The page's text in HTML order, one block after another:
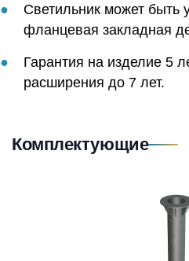
Светильник может быть
фланцевая закладная
Гарантия на изделие 5
расширения до 7 лет.
Комплектующие